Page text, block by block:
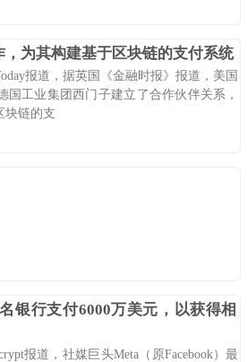
为其构建基于区块链的支付系统
报道，据英国《金融时报》报道，美国
国工业集团西门子建立了合作伙伴关系，
块链的支
银行支付6000万美元，以获得相
报道，社媒巨头Meta（原Facebook）最